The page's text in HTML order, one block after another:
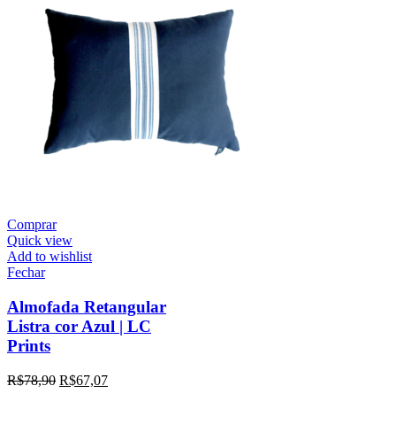
Comprar
Quick view
Add to wishlist
Fechar
Almofada Retangular
Listra cor Azul | LC
Prints
R$78,90 R$67,07